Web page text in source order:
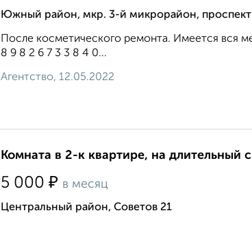
Южный район, мкр. 3-й микрорайон,
После косметического ремонта. Имеется вся
8 9 8 2 6 7 3 3 8 4 0...
Агентство, 12.05.2022
Комната в 2-к квартире, на длительный
5 000 ₽ в месяц
Центральный район, Советов 21